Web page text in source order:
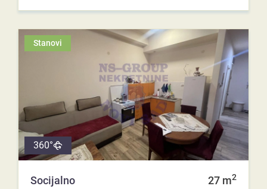
Stanovi
360°
Socijalno 27 m2